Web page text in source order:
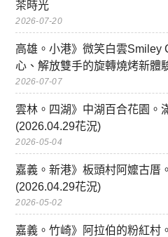
茶時光
2026-07-20
高雄。小港》微笑白雲Smiley
心、解放雙手的旋轉燒烤新體
2026-07-07
雲林。四湖》中湖百合花園。
(2026.04.29花況)
2026-05-04
嘉義。新港》板頭村阿嬤古厝
(2026.04.29花況)
2026-05-02
嘉義。竹崎》阿拉伯的粉紅村